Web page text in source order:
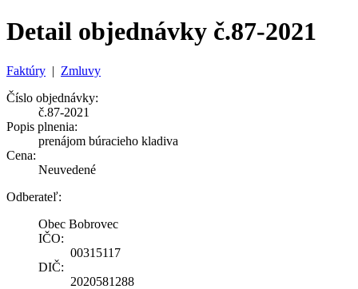
Detail objednávky č.87-2021
Faktúry | Zmluvy
Číslo objednávky:
č.87-2021
Popis plnenia:
prenájom búracieho kladiva
Cena:
Neuvedené
Odberateľ:
Obec Bobrovec
IČO:
00315117
DIČ:
2020581288